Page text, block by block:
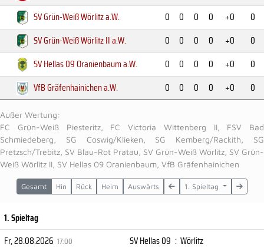
SV Grün-Weiß Wörlitza.W. 0 0 0 0 +0
0
SV Grün-Weiß Wörlitz IIa.W. 0 0 0 0 +0
0
SV Hellas 09 Oranienbauma.W. 0 0 0 0 +0
0
VfB Gräfenhainichena.W. 0 0 0 0 +0 0
Außer Wertung:
FC Grün-Weiß Piesteritz, FC Victoria Wittenberg II, FSV Bad
Schmiedeberg, SG Coswig/Klieken, SG Kemberg/Rackith, SG
Pretzsch/Trebitz, SV Blau-Rot Pratau, SV Grün-Weiß Wörlitz, SV Grün-
Weiß Wörlitz II, SV Hellas 09 Oranienbaum, VfB Gräfenhainichen
Gesamt Hin Rück Heim Auswärts 1. Spieltag
1. Spieltag
Fr, 28.08.2026 17:00 SV Hellas 09 : Wörlitz